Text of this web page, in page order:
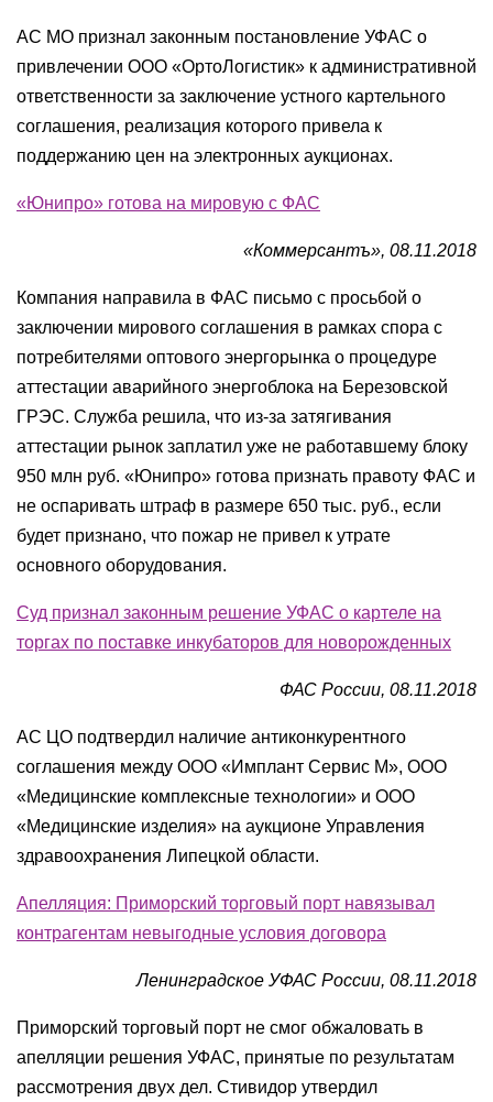
АС МО признал законным постановление УФАС о
привлечении ООО «ОртоЛогистик» к административной
ответственности за заключение устного картельного
соглашения, реализация которого привела к
поддержанию цен на электронных аукционах.
«Юнипро» готова на мировую с ФАС
«Коммерсантъ», 08.11.2018
Компания направила в ФАС письмо с просьбой о
заключении мирового соглашения в рамках спора с
потребителями оптового энергорынка о процедуре
аттестации аварийного энергоблока на Березовской
ГРЭС. Служба решила, что из-за затягивания
аттестации рынок заплатил уже не работавшему блоку
950 млн руб. «Юнипро» готова признать правоту ФАС и
не оспаривать штраф в размере 650 тыс. руб., если
будет признано, что пожар не привел к утрате
основного оборудования.
Суд признал законным решение УФАС о картеле на
торгах по поставке инкубаторов для новорожденных
ФАС России, 08.11.2018
АC ЦО подтвердил наличие антиконкурентного
соглашения между ООО «Имплант Сервис М», ООО
«Медицинские комплексные технологии» и ООО
«Медицинские изделия» на аукционе Управления
здравоохранения Липецкой области.
Апелляция: Приморский торговый порт навязывал
контрагентам невыгодные условия договора
Ленинградское УФАС России, 08.11.2018
Приморский торговый порт не смог обжаловать в
апелляции решения УФАС, принятые по результатам
рассмотрения двух дел. Стивидор утвердил